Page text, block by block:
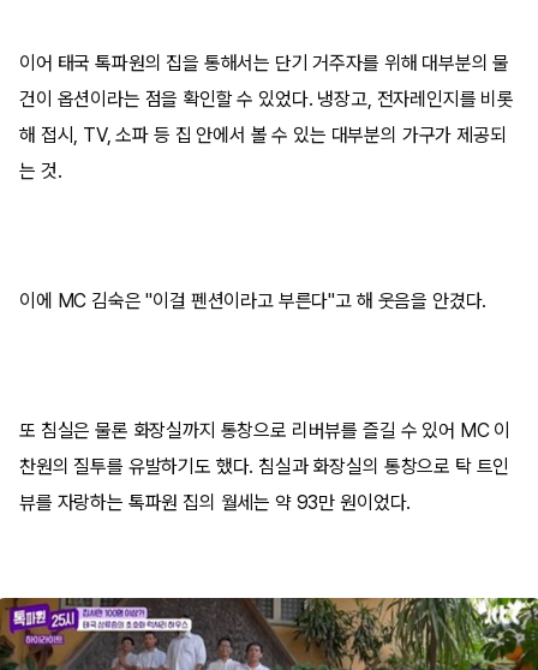
이어 태국 톡파원의 집을 통해서는 단기 거주자를 위해 대부분의 물
건이 옵션이라는 점을 확인할 수 있었다. 냉장고, 전자레인지를 비롯
해 접시, TV, 소파 등 집 안에서 볼 수 있는 대부분의 가구가 제공되
는 것.
이에 MC 김숙은 "이걸 펜션이라고 부른다"고 해 웃음을 안겼다.
또 침실은 물론 화장실까지 통창으로 리버뷰를 즐길 수 있어 MC 이
찬원의 질투를 유발하기도 했다. 침실과 화장실의 통창으로 탁 트인
뷰를 자랑하는 톡파원 집의 월세는 약 93만 원이었다.